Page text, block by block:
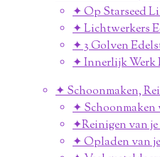
✦ Op Starseed
✦ Lichtwerkers
✦ 3 Golven
✦ Innerlijk Werk
✦ Schoonmaken,
✦ Schoonmaken
✦Reinigen van
✦ Opladen van